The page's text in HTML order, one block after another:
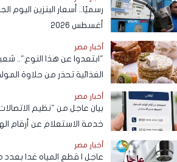
أغسطس 2026
أخبار مصر
"ابتعدوا عن هذا النوع"..
الغذائية تحذر من حلاوة
أخبار مصر
بيان عاجل من "نظيم
خدمة الاستعلام عن أرقام
المحمول المسجلة باسم
عبر تطبيق My NTRA
أخبار مصر
عاجل | قطع المياه غدا بعدد